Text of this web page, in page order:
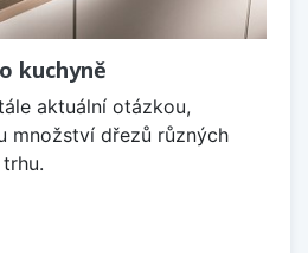
kuchyně
aktuální otázkou,
množství dřezů různých